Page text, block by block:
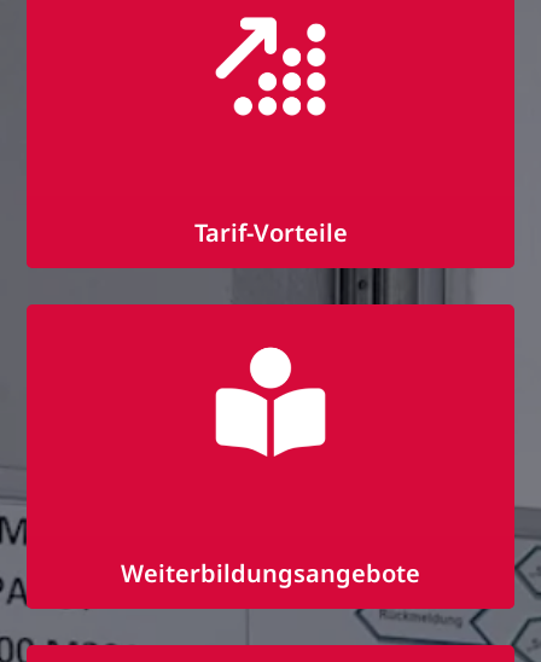
Tarif-Vorteile
Vergütung nach IG-Metalltarif
30 Tage Urlaub und Urlaubsgeld
Leistungszulage und Altersvorsorge
Weiterbildungsangebote
Individuelle Weiterbildungen
Förderung der fachlichen sowie